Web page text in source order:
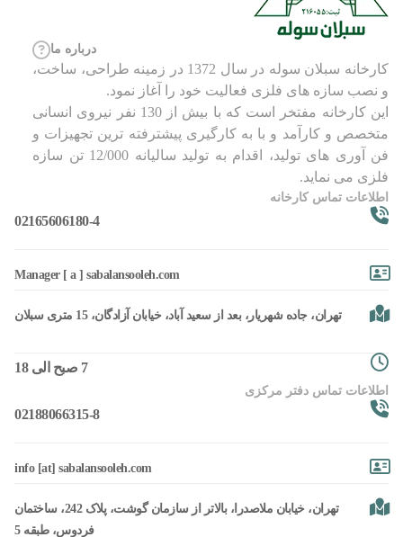
درباره ما
کارخانه سبلان سوله در سال 1372 در زمینه طراحی، ساخت،
و نصب سازه های فلزی فعالیت خود را آغاز نمود.
این کارخانه مفتخر است که با بیش از 130 نفر نیروی انسانی
متخصص و کارآمد و با به کارگیری پیشترفته ترین تجهیزات و
فن آوری های تولید، اقدام به تولید سالیانه 12/000 تن سازه
فلزی می نماید.
اطلاعات تماس کارخانه
02165606180-4
Manager [ a ] sabalansooleh.com
تهران، جاده شهریار، بعد از سعید آباد، خیابان آزادگان، 15 متری سبلان
7 صبح الی 18
اطلاعات تماس دفتر مرکزی
02188066315-8
info [at] sabalansooleh.com
تهران، خیابان ملاصدرا، بالاتر از سازمان گوشت، پلاک 242، ساختمان
فردوس، طبقه 5